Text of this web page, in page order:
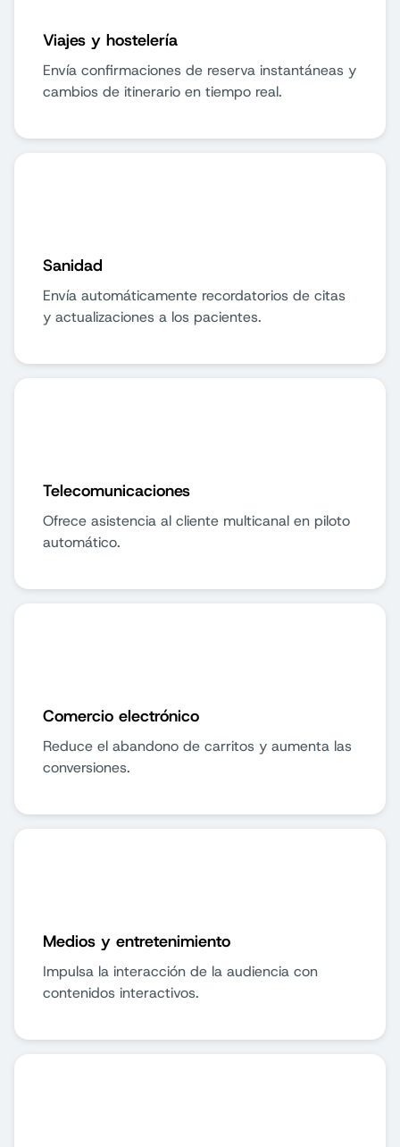
Viajes y hostelería
Envía confirmaciones de reserva instantáneas y
cambios de itinerario en tiempo real.
Sanidad
Envía automáticamente recordatorios de citas
y actualizaciones a los pacientes.
Telecomunicaciones
Ofrece asistencia al cliente multicanal en piloto
automático.
Comercio electrónico
Reduce el abandono de carritos y aumenta las
conversiones.
Medios y entretenimiento
Impulsa la interacción de la audiencia con
contenidos interactivos.